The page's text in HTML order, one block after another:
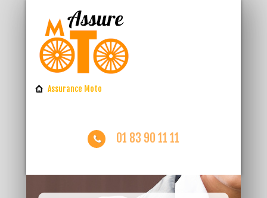
Assurance Moto
01 83 90 11 11